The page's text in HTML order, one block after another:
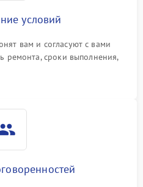
условий
вам и согласуют с вами
ремонта, сроки выполнения,
условия